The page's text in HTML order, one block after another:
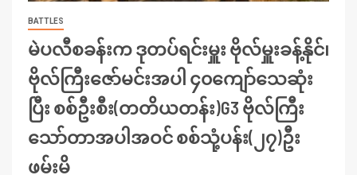
BATTLES
မဲပလီစခန်းက ဒုတပ်ရင်းမှူး ဗိုလ်မှူးခန့်နိုင်၊
ဗိုလ်ကြီးဇော်မင်းအပါ ၄၀ကျော်သေဆုံး
ပြီး စစ်ဦးစီး(တတိယတန်း)G3 ဗိုလ်ကြီး
သော်တာအပါအဝင် စစ်သုံ့ပန်း(၂၇)ဦး
ဖမ်းမိ